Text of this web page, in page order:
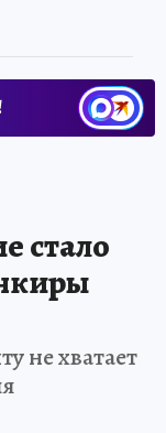
стало
не хватает